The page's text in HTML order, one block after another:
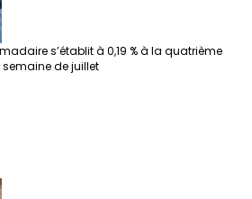
s’établit à 0,19 % à la quatrième
semaine de juillet